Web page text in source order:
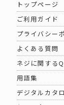
トップページ
ご利用ガイド
プライバシー
よくある質問
ネジに関する
用語集
デジタルカタ